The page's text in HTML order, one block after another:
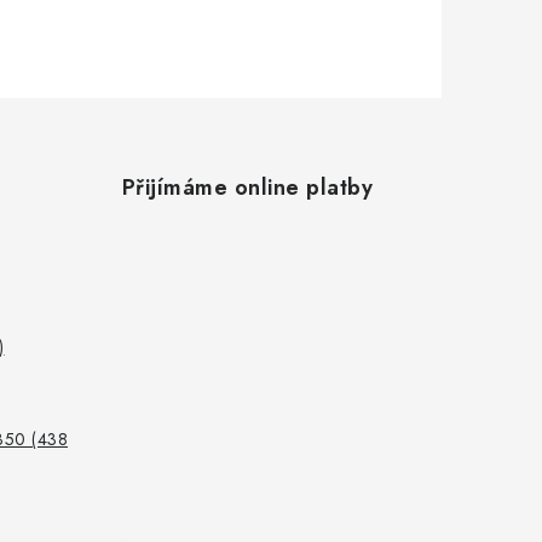
(438
Přijímáme online platby